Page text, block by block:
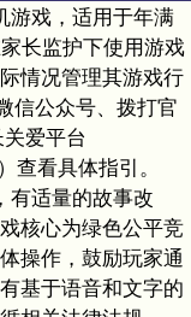
游戏，适用于年满
长监护下使用游戏
情况管理其游戏行
信公众号、拨打官
爱平台
）查看具体指引。
有适量的故事改
核心为绿色公平竞
操作，鼓励玩家通
基于语音和文字的